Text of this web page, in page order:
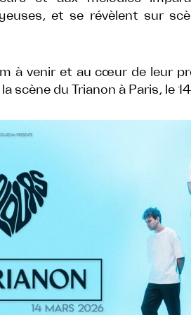
et se révèlent sur
à venir et au cœur de leur
scène du Trianon à Paris, le